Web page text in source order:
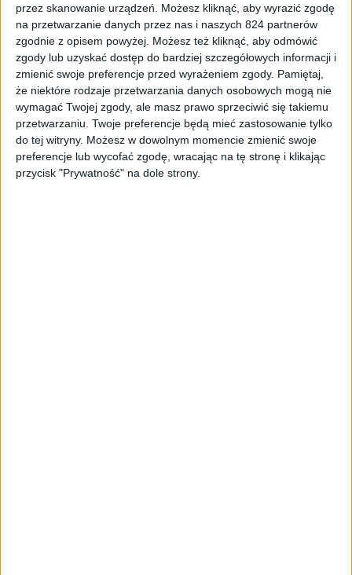
przez skanowanie urządzeń. Możesz kliknąć, aby wyrazić zgodę
na przetwarzanie danych przez nas i naszych 824 partnerów
zgodnie z opisem powyżej. Możesz też kliknąć, aby odmówić
zgody lub uzyskać dostęp do bardziej szczegółowych informacji i
zmienić swoje preferencje przed wyrażeniem zgody. Pamiętaj,
że niektóre rodzaje przetwarzania danych osobowych mogą nie
wymagać Twojej zgody, ale masz prawo sprzeciwić się takiemu
przetwarzaniu. Twoje preferencje będą mieć zastosowanie tylko
do tej witryny. Możesz w dowolnym momencie zmienić swoje
preferencje lub wycofać zgodę, wracając na tę stronę i klikając
przycisk "Prywatność" na dole strony.
Z plastikowej części wystaje kabelek, ale jak tak patrzę,
to jest na tyle solidnie wsadzony, że raczej nie ma prawa
się ukręcić. Właśnie, a propos kabelka, ten jest krótki, ma
zaledwie 15 cm (razem z wtyczką USB-C) i jak na moje
oko jest zbyt sztywny. To trochę przeszkadza, gdy chcemy
jakoś zgrabnie ułożyć GC Connect Hub obok komputera.
O ile z laptopem nie ma problemu, bo hub leży gdzieś
obok (i w sumie do laptopów jest stworzony), to jak np.